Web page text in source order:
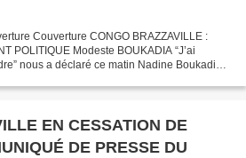
Couverture CONGO BRAZZAVILLE :
POLITIQUE Modeste BOUKADIA “J’ai
nous a déclaré ce matin Nadine Boukadia,
EN CESSATION DE
DE PRESSE DU